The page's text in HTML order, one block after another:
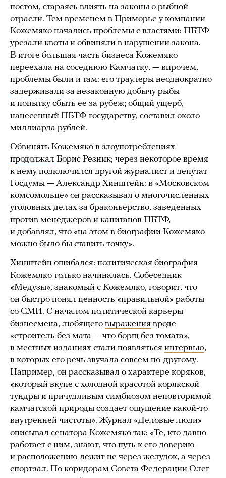
постом, стараясь влиять на законы о рыбной
отрасли. Тем временем в Приморье у компании
Кожемяко начались проблемы с властями: ПБТФ
урезали квоты и обвиняли в нарушении закона.
В итоге большая часть бизнеса Кожемяко
переехала на соседнюю Камчатку, — впрочем,
проблемы были и там: его траулеры неоднократно
задерживали за незаконную добычу рыбы
и попытку сбыть ее за рубеж; общий ущерб,
нанесенный ПБТФ государству, составил около
миллиарда рублей.
Обвинять Кожемяко в злоупотреблениях
продолжал Борис Резник; через некоторое время
к нему подключился другой журналист и депутат
Госдумы — Александр Хинштейн: в «Московском
комсомольце» он рассказывал о многочисленных
уголовных делах за браконьерство, заведенных
против менеджеров и капитанов ПБТФ,
и добавлял, что «на этом в биографии Кожемяко
можно было бы ставить точку».
Хинштейн ошибался: политическая биография
Кожемяко только начиналась. Собеседник
«Медузы», знакомый с Кожемяко, говорит, что
он быстро понял ценность «правильной» работы
со СМИ. С началом политической карьеры
бизнесмена, любящего выражения вроде
«строитель без мата — что борщ без томата»,
в местных изданиях стали появляться интервью,
в которых его речь звучала совсем по-другому.
Например, он рассказывал о характере коряков,
«который вкупе с холодной красотой корякской
тундры и причудливым симбиозом неповторимой
камчатской природы создает ощущение какой-то
внутренней чистоты». Журнал «Деловые люди»
описывал сенатора Кожемяко так: «Те, кто давно
работает с ним, знают, что путь к его доверию
и расположению лежит не через желудок, а через
спортзал. По коридорам Совета Федерации Олег